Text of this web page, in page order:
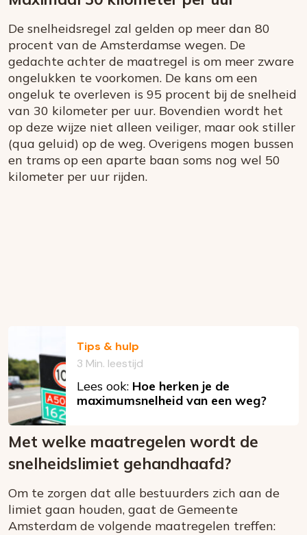
De snelheidsregel zal gelden op meer dan 80
procent van de Amsterdamse wegen. De
gedachte achter de maatregel is om meer zware
ongelukken te voorkomen. De kans om een
ongeluk te overleven is 95 procent bij de snelheid
van 30 kilometer per uur. Bovendien wordt het
op deze wijze niet alleen veiliger, maar ook stiller
(qua geluid) op de weg. Overigens mogen bussen
en trams op een aparte baan soms nog wel 50
kilometer per uur rijden.
Tips & hulp
3 Min. leestijd
Lees ook: Hoe herken je de
maximumsnelheid van een weg?
Met welke maatregelen wordt de
snelheidslimiet gehandhaafd?
Om te zorgen dat alle bestuurders zich aan de
limiet gaan houden, gaat de Gemeente
Amsterdam de volgende maatregelen treffen: